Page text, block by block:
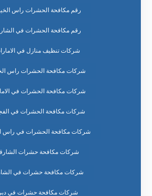
رقم مكافحة الحشرات راس
رقم مكافحة الحشرات في
شركات تنظيف منازل في
شركات مكافحة الحشرات راس
شركات مكافحة الحشرات في
شركات مكافحة الحشرات في
شركات مكافحة الحشرات في راس
شركات مكافحة حشرات
شركات مكافحة حشرات في
شركات مكافحة حشرات في